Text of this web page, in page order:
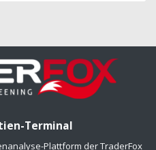
Terminal
Plattform der TraderFox